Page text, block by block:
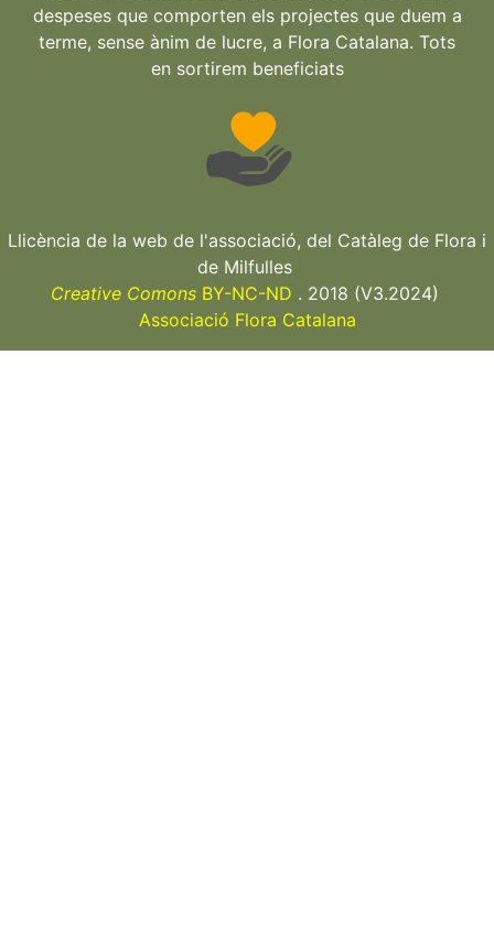
despeses que comporten els projectes que duem a
terme, sense ànim de lucre, a Flora Catalana. Tots
en sortirem beneficiats
Llicència de la web de l'associació, del Catàleg de Flora i
de Milfulles
Creative ComonsBY-NC-ND . 2018 (V3.2024)
Associació Flora Catalana